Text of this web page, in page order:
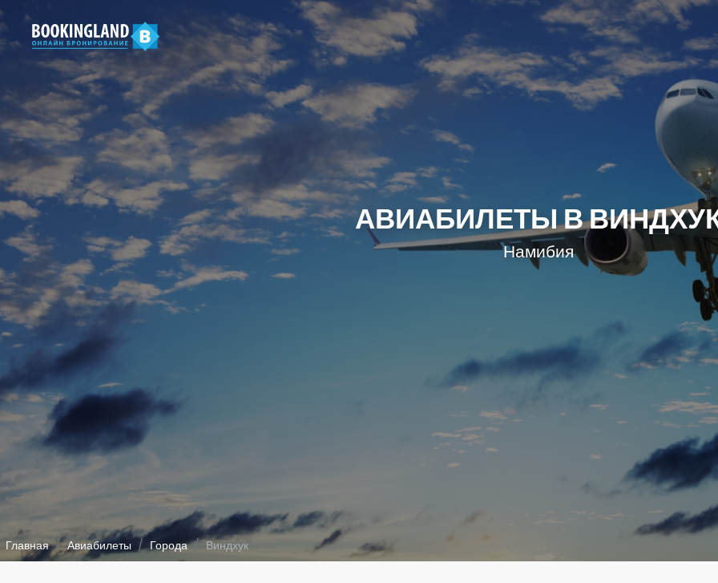
АВИАБИЛЕТЫ В
Намибия
Главная Авиабилеты Города Виндхук